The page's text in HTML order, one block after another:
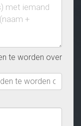
te worden over